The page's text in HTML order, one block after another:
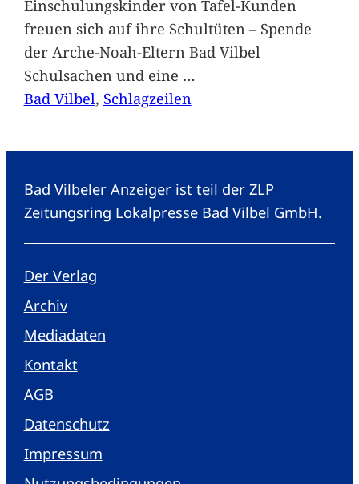
Einschulungskinder von Tafel-Kunden
freuen sich auf ihre Schultüten – Spende
der Arche-Noah-Eltern Bad Vilbel
Schulsachen und eine …
Bad Vilbel, Schlagzeilen
Bad Vilbeler Anzeiger ist teil der ZLP
Zeitungsring Lokalpresse Bad Vilbel GmbH.
Der Verlag
Archiv
Mediadaten
Kontakt
AGB
Datenschutz
Impressum